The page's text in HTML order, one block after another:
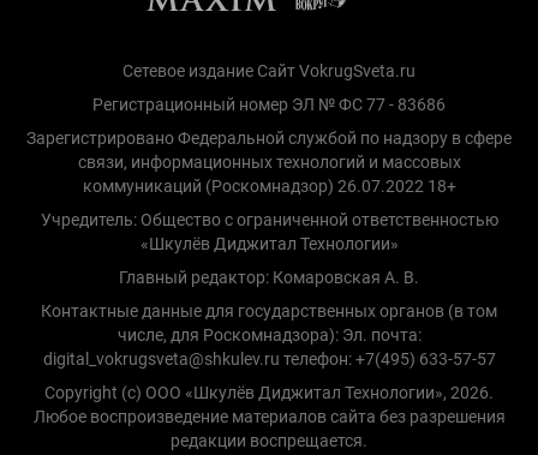
Сетевое издание Сайт VokrugSveta.ru
Регистрационный номер ЭЛ № ФС 77 - 83686
Зарегистрировано Федеральной службой по надзору в сфере
связи, информационных технологий и массовых
коммуникаций (Роскомнадзор) 26.07.2022 18+
Учредитель: Общество с ограниченной ответственностью
«Шкулёв Диджитал Технологии»
Главный редактор: Комаровская А. В.
Контактные данные для государственных органов (в том
числе, для Роскомнадзора): Эл. почта:
digital_vokrugsveta@shkulev.ru телефон: +7(495) 633-57-57
Copyright (с) ООО «Шкулёв Диджитал Технологии», 2026.
Любое воспроизведение материалов сайта без разрешения
редакции воспрещается.